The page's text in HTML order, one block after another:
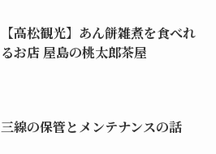
【高松観光】あん餅雑煮を食べれ
るお店 屋島の桃太郎茶屋
三線の保管とメンテナンスの話